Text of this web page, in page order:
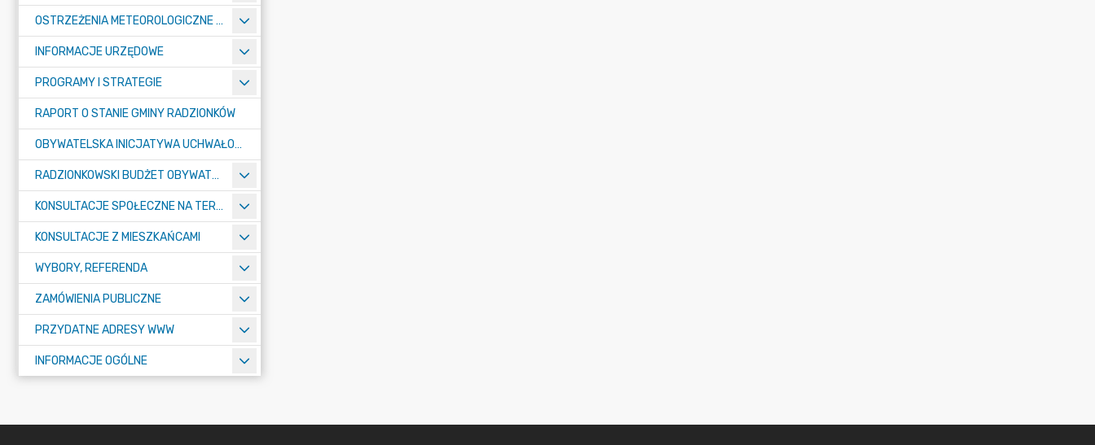
OSTRZEŻENIA METEOROLOGICZNE O ZŁYM STANIE POWIETRZA I INNE
INFORMACJE URZĘDOWE
PROGRAMY I STRATEGIE
RAPORT O STANIE GMINY RADZIONKÓW
OBYWATELSKA INICJATYWA UCHWAŁODAWCZA
RADZIONKOWSKI BUDŻET OBYWATELSKI
KONSULTACJE SPOŁECZNE NA TERENIE MIASTA RADZIONKÓW
KONSULTACJE Z MIESZKAŃCAMI
WYBORY, REFERENDA
ZAMÓWIENIA PUBLICZNE
PRZYDATNE ADRESY WWW
INFORMACJE OGÓLNE